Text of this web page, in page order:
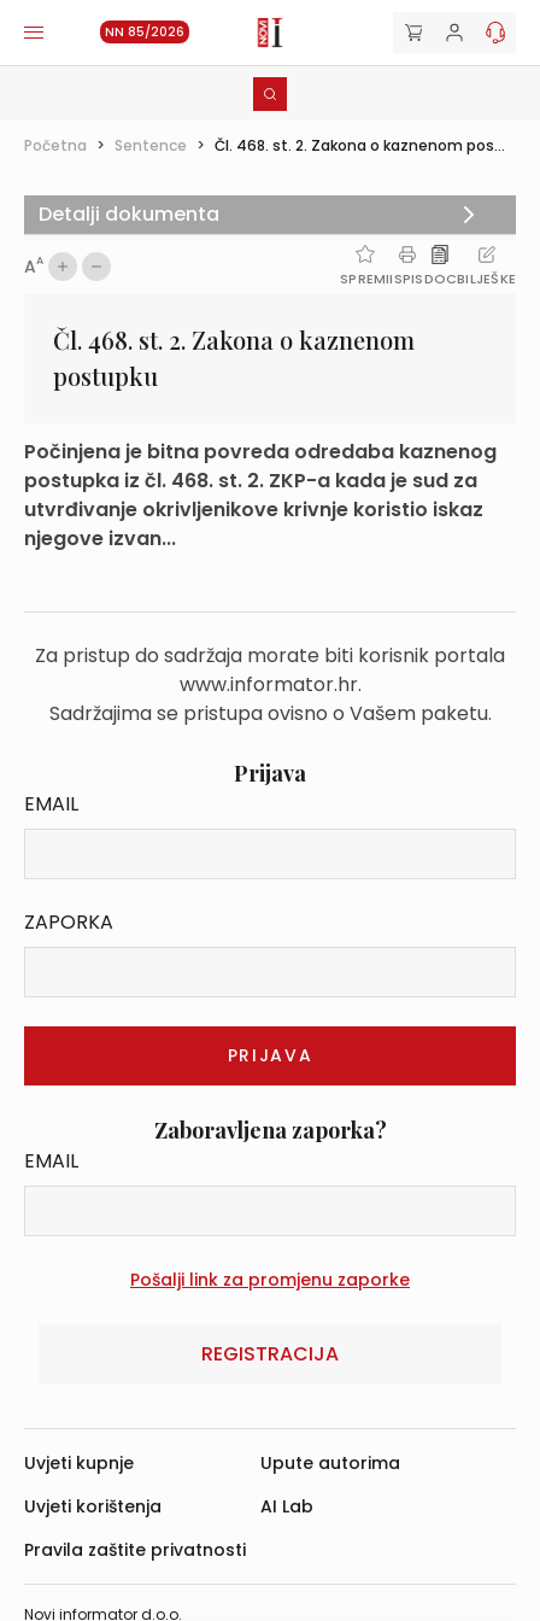
NN 85/2026
Početna > Sentence > Čl. 468. st. 2. Zakona o kaznenom pos...
AA
SPREMIISPISDOCBILJEŠKE
Čl. 468. st. 2. Zakona o kaznenom
postupku
Počinjena je bitna povreda odredaba kaznenog
postupka iz čl. 468. st. 2. ZKP-a kada je sud za
utvrđivanje okrivljenikove krivnje koristio iskaz
njegove izvan...
Za pristup do sadržaja morate biti korisnik portala
www.informator.hr.
Sadržajima se pristupa ovisno o Vašem paketu.
Prijava
EMAIL
ZAPORKA
Zaboravljena zaporka?
EMAIL
REGISTRACIJA
Detalji dokumenta
Novi informator d.o.o.
Uvjeti kupnje
Uvjeti korištenja
Pravila zaštite privatnosti
Upute autorima
AI Lab